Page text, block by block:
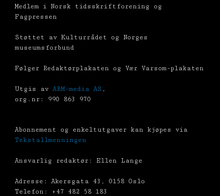
Medlem i Norsk tidsskriftforening og
Fagpressen
Støttet av Kulturrådet og Norges
museumsforbund
Følger Redaktørplakaten og Vær Varsom-plakaten
Utgis av ABM-media AS ,
org.nr: 990 863 970
Abonnement og enkeltutgaver kan kjøpes via
Tekstallmenningen
Ansvarlig redaktør: Ellen Lange
Adresse: Akersgata 43, 0158 Oslo
Telefon: +47 482 58 183